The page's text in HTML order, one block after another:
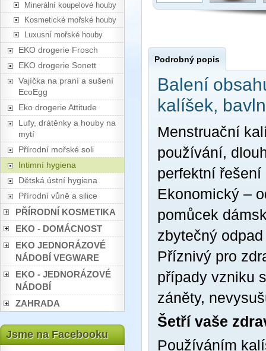
Minerální koupelové houby
Kosmetické mořské houby
Luxusní mořské houby
EKO drogerie Frosch
EKO drogerie Sonett
Vajíčka na praní a sušení
EcoEgg
Eko drogerie Attitude
Lufy, drátěnky a houby na
mytí
Přírodní mořské soli
Intimní hygiena
Dětská ústní hygiena
Přírodní vůně a silice
PŘÍRODNÍ KOSMETIKA
EKO - DOMÁCNOST
EKO JEDNORÁZOVÉ
NÁDOBÍ VEGWARE
EKO - JEDNORÁZOVÉ
NÁDOBÍ
ZAHRADA
Jsme na Facebooku
Podrobný popis
Balení
kalíšek,
Menstruační
používání,
perfektní
Ekonomický –
pomůcek
zbytečný
Příznivý pro
případy vzniku
záněty,
Šetří vaše
Používáním